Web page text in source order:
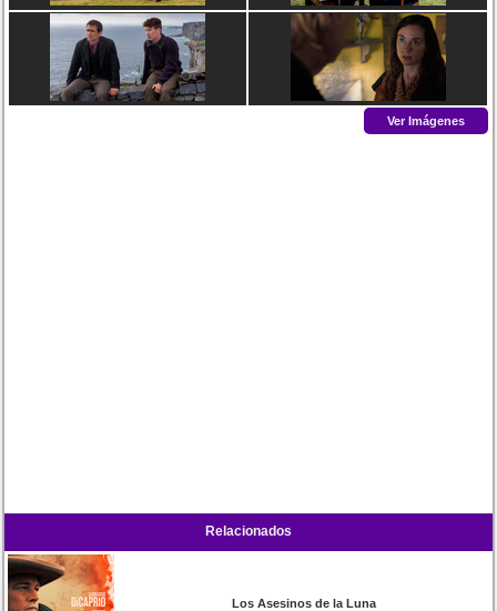
Ver Imágenes
Relacionados
Los Asesinos de la Luna